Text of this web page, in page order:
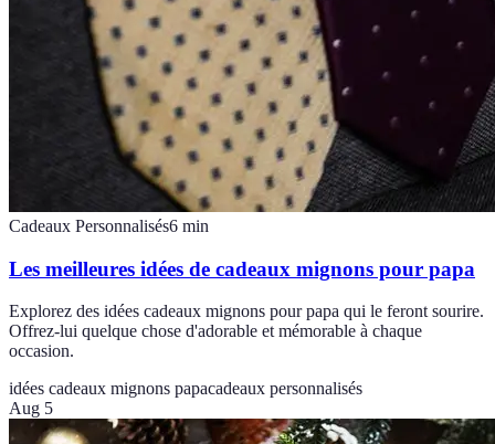
Cadeaux Personnalisés6 min
Les meilleures idées de cadeaux mignons pour papa
Explorez des idées cadeaux mignons pour papa qui le feront sourire.
Offrez-lui quelque chose d'adorable et mémorable à chaque
occasion.
idées cadeaux mignons papacadeaux personnalisés
Aug 5